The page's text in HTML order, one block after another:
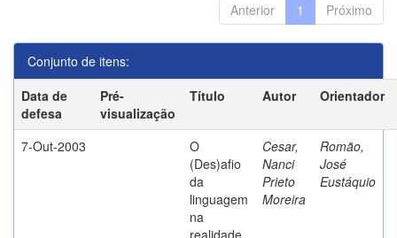
Anterior 1 Próximo
Conjunto de itens:
Data de
defesa
Pré-
visualização
Título Autor Orientador
7-Out-2003
O
(Des)afio
da
linguagem
na
realidade
Cesar,
Nanci
Prieto
Moreira
Romão,
José
Eustáquio